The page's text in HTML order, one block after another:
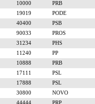
10000
PRB
19019
PODE
40400
PSB
90033
PROS
31234
PHS
11240
PP
10888
PRB
17111
PSL
17888
PSL
30800
NOVO
44444
PRP